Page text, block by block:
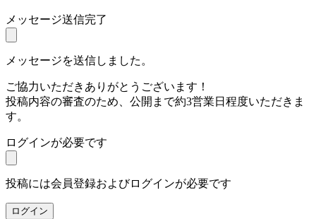
メッセージ送信完了
メッセージを送信しました。
ご協力いただきありがとうございます！
投稿内容の審査のため、公開まで約3営業日程度いただきま
す。
ログインが必要です
投稿には会員登録およびログインが必要です
ログイン